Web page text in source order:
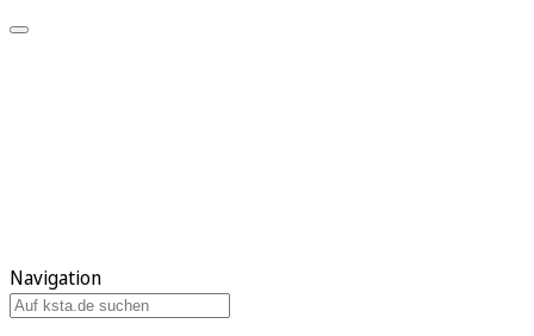
Navigation